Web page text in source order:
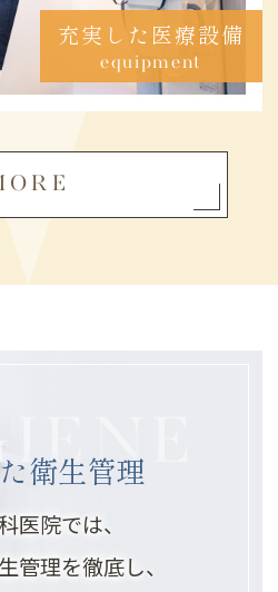
充実した医療設備
equipment
衛生管理
医院では、
管理を徹底し、